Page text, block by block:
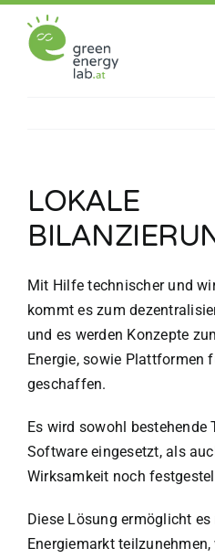
Inhalt
springen
Aktuelles
Netzwerk
LOKALE
Mit Hilfe technischer und
kommt es zum
und es werden Konzepte
Energie, sowie Plattformen
geschaffen.
Es wird sowohl bestehende
Software eingesetzt, als
Wirksamkeit noch
Diese Lösung ermöglicht es
Energiemarkt